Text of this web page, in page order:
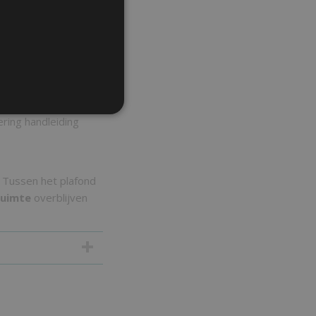
dat de
van het boven
handleiding
Tussen het plafond
overblijven